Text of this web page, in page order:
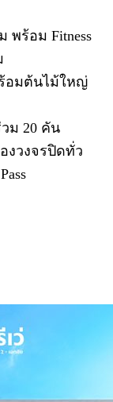
พร้อม Fitness
อมต้นไม้ใหญ่
ม 20 คัน
งวงจรปิดทั่ว